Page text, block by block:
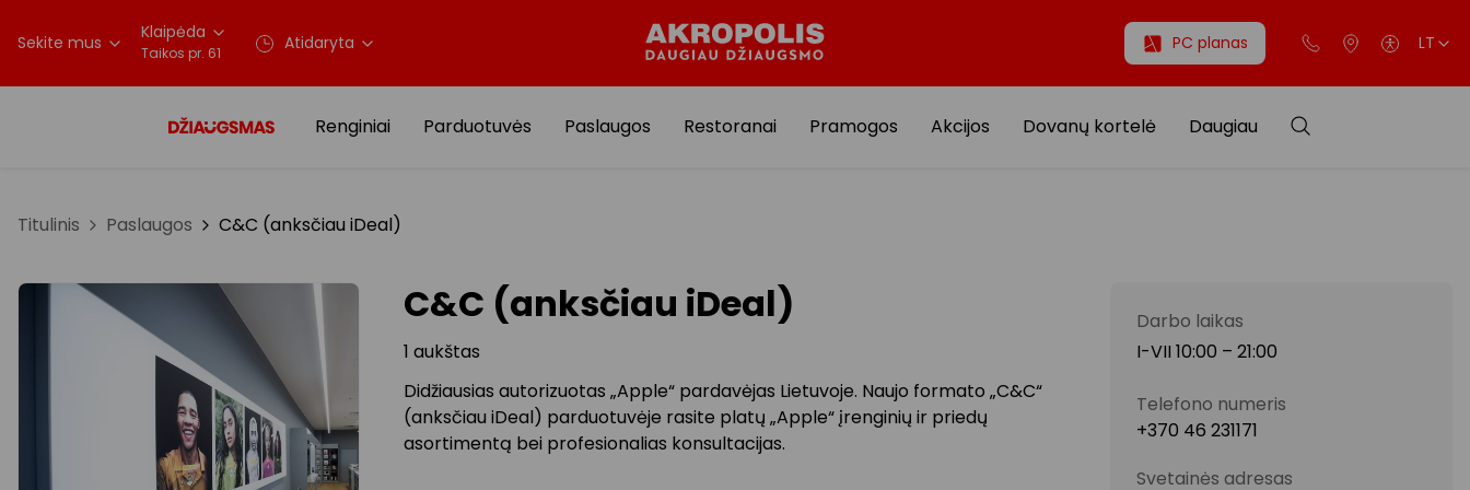
Sekite mus Klaipėda
Taikos pr. 61 Atidaryta PC planas LT
Renginiai Parduotuvės Paslaugos Restoranai Pramogos Akcijos Dovanų kortelė Daugiau
Titulinis Paslaugos C&C (anksčiau iDeal)
C&C (anksčiau iDeal)
1 aukštas
Didžiausias autorizuotas „Apple“ pardavėjas Lietuvoje. Naujo formato „C&C“
(anksčiau iDeal) parduotuvėje rasite platų „Apple“ įrenginių ir priedų
asortimentą bei profesionalias konsultacijas.
Darbo laikas
I-VII 10:00 – 21:00
Telefono numeris
+370 46 231171
Svetainės adresas